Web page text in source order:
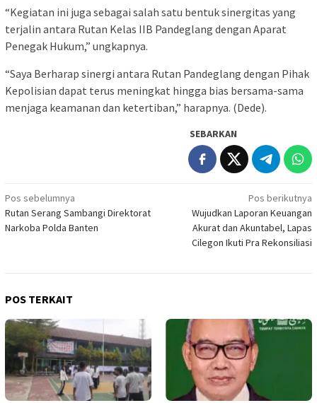
“Kegiatan ini juga sebagai salah satu bentuk sinergitas yang
terjalin antara Rutan Kelas IIB Pandeglang dengan Aparat
Penegak Hukum,” ungkapnya.
“Saya Berharap sinergi antara Rutan Pandeglang dengan Pihak
Kepolisian dapat terus meningkat hingga bias bersama-sama
menjaga keamanan dan ketertiban,” harapnya. (Dede).
SEBARKAN
Navigasi
pos
Pos sebelumnya
Rutan Serang Sambangi Direktorat
Narkoba Polda Banten
Pos berikutnya
Wujudkan Laporan Keuangan
Akurat dan Akuntabel, Lapas
Cilegon Ikuti Pra Rekonsiliasi
POS TERKAIT